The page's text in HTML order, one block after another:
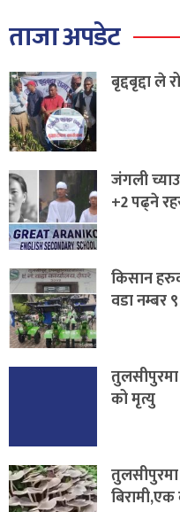
ताजा अपडेट
बृद्दबृद्दा
जंगली
+2 पढ्ने
किसान
वडा नम्बर ९
को मृत्यु